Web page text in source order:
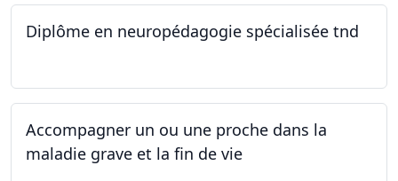
Diplôme en neuropédagogie spécialisée tnd
Accompagner un ou une proche dans la
maladie grave et la fin de vie